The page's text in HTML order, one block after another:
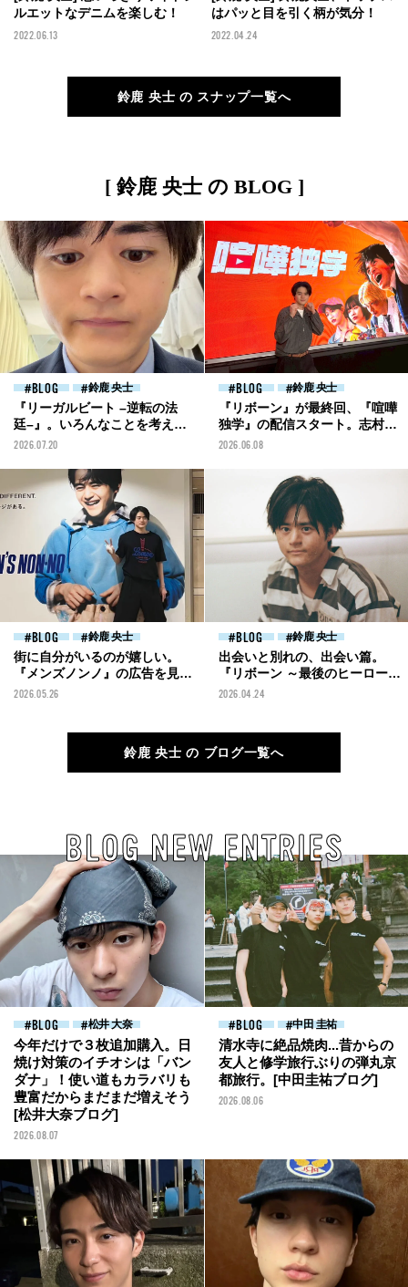
ルエットなデニムを楽しむ！
2022.06.13
はパッと目を引く柄が気分！
2022.04.24
鈴鹿 央士 の スナップ一覧へ
[ 鈴鹿 央士 の BLOG ]
BLOG 鈴鹿 央士
『リーガルビート –逆転の法
廷–』。いろんなことを考えな
がら吃音の弁護士を演じます
2026.07.20
BLOG 鈴鹿 央士
『リボーン』が最終回、『喧嘩
独学』の配信スタート。志村の
成長を楽しんでください！[鈴
2026.06.08
BLOG 鈴鹿 央士
街に自分がいるのが嬉しい。
『メンズノンノ』の広告を見に
表参道へ[鈴鹿央士ブログ]
2026.05.26
BLOG 鈴鹿 央士
出会いと別れの、出会い篇。
『リボーン ～最後のヒーロー』
『藁にもすがる獣たち』「ギル
2026.04.24
鈴鹿 央士 の ブログ一覧へ
BLOG NEW ENTRIES
BLOG 松井 大奈
今年だけで３枚追加購入。日
焼け対策のイチオシは「バン
ダナ」！使い道もカラバリも
豊富だからまだまだ増えそう
[松井大奈ブログ]
2026.08.07
BLOG 中田 圭祐
清水寺に絶品焼肉...昔からの
友人と修学旅行ぶりの弾丸京
都旅行。[中田圭祐ブログ]
2026.08.06